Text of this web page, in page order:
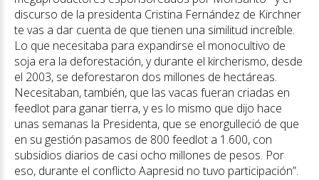
discurso de la presidenta Cristina Fernández de Kirchner
te vas a dar cuenta de que tienen una similitud increíble.
Lo que necesitaba para expandirse el monocultivo de
soja era la deforestación, y durante el kircherismo, desde
el 2003, se deforestaron dos millones de hectáreas.
Necesitaban, también, que las vacas fueran criadas en
feedlot para ganar tierra, y es lo mismo que dijo hace
unas semanas la Presidenta, que se enorgulleció de que
en su gestión pasamos de 800 feedlot a 1.600, con
subsidios diarios de casi ocho millones de pesos. Por
eso, durante el conflicto Aapresid no tuvo participación”.